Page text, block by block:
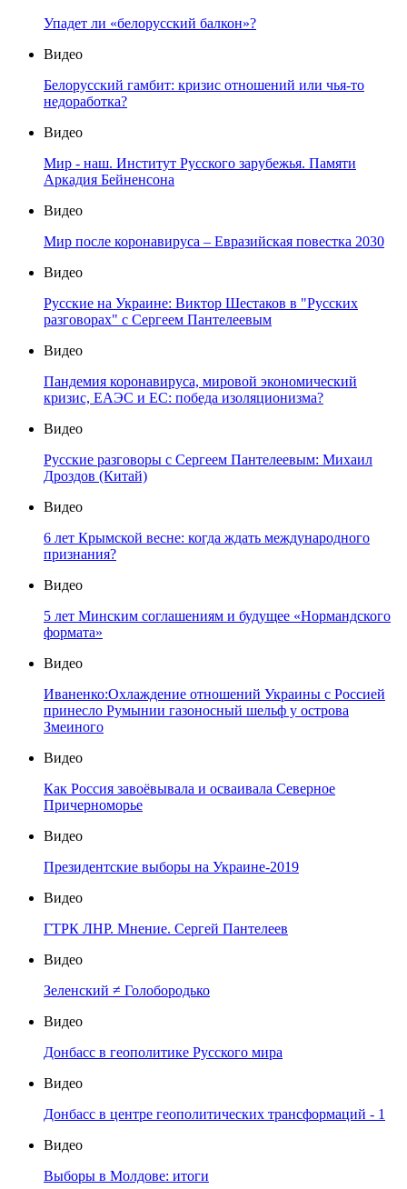
Упадет ли «белорусский балкон»?
Видео
Белорусский гамбит: кризис отношений или чья-то
недоработка?
Видео
Мир - наш. Институт Русского зарубежья. Памяти
Аркадия Бейненсона
Видео
Мир после коронавируса – Евразийская повестка 2030
Видео
Русские на Украине: Виктор Шестаков в "Русских
разговорах" с Сергеем Пантелеевым
Видео
Пандемия коронавируса, мировой экономический
кризис, ЕАЭС и ЕС: победа изоляционизма?
Видео
Русские разговоры с Сергеем Пантелеевым: Михаил
Дроздов (Китай)
Видео
6 лет Крымской весне: когда ждать международного
признания?
Видео
5 лет Минским соглашениям и будущее «Нормандского
формата»
Видео
Иваненко:Охлаждение отношений Украины с Россией
принесло Румынии газоносный шельф у острова
Змеиного
Видео
Как Россия завоёвывала и осваивала Северное
Причерноморье
Видео
Президентские выборы на Украине-2019
Видео
ГТРК ЛНР. Мнение. Сергей Пантелеев
Видео
Зеленский ≠ Голобородько
Видео
Донбасс в геополитике Русского мира
Видео
Донбасс в центре геополитических трансформаций - 1
Видео
Выборы в Молдове: итоги